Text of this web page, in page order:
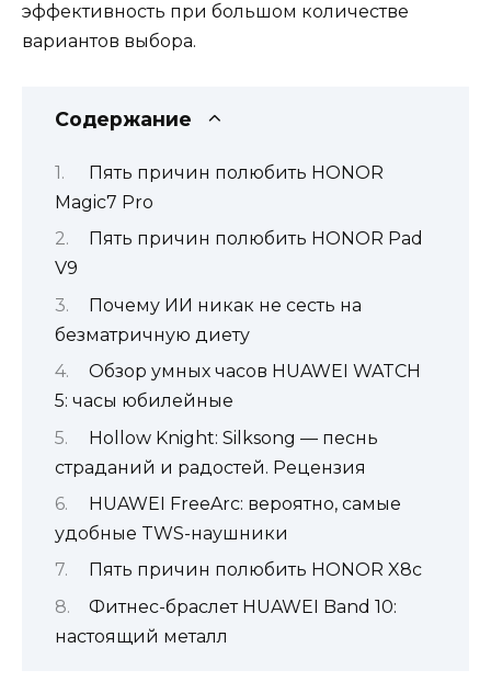
эффективность при большом количестве
вариантов выбора.
Содержание
Пять причин полюбить HONOR
Magic7 Pro
Пять причин полюбить HONOR Pad
V9
Почему ИИ никак не сесть на
безматричную диету
Обзор умных часов HUAWEI WATCH
5: часы юбилейные
Hollow Knight: Silksong — песнь
страданий и радостей. Рецензия
HUAWEI FreeArc: вероятно, самые
удобные TWS-наушники
Пять причин полюбить HONOR X8c
Фитнес-браслет HUAWEI Band 10:
настоящий металл